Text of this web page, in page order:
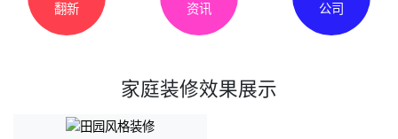
翻新 资讯 公司
家庭装修效果展示